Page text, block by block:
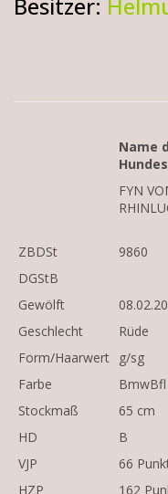
Besitzer:
Name
Hundes
FYN
ZBDSt
9860
DGStB
Gewölft
Geschlecht
Rüde
Form/Haarwert
g/sg
Farbe
BmwBfl
Stockmaß
65 cm
HD
B
VJP
66
HZP
162